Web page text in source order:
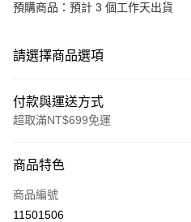
預購商品：預計 3 個工作天出貨
請選擇商品選項
付款與運送方式
超取滿NT$699免運
信用卡一次付款
超商取貨付款
商品特色
商品編號
11501506